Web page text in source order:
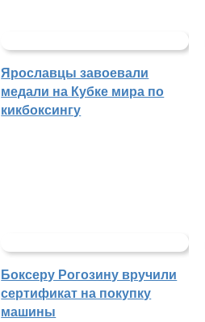
Ярославцы завоевали
медали на Кубке мира по
кикбоксингу
Боксеру Рогозину вручили
сертификат на покупку
машины